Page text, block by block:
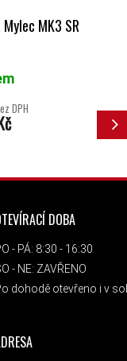
MK3 SR
DPH
DOBA
- PÁ: 8:30 - 16:30
- NE: ZAVŘENO
dohodě otevřeno i v